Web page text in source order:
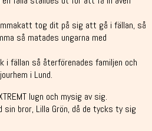
tog dit på sig att gå i fällan, så
så matades ungarna med
i fällan så återförenades familjen och
i Lund.
lugn och mysig av sig.
sin bror, Lilla Grön, då de tycks ty sig